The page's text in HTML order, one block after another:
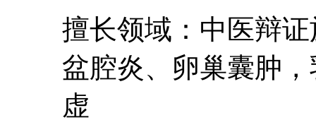
擅长领域：中医辩
盆腔炎、卵巢囊肿
虚